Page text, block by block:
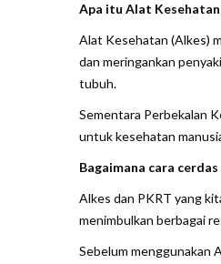
Apa itu Alat Kesehatan
Alat Kesehatan (Alkes)
dan meringankan
tubuh.
Sementara Perbekalan
untuk kesehatan
Bagaimana cara
Alkes dan PKRT yang
menimbulkan berbagai
Sebelum menggunakan